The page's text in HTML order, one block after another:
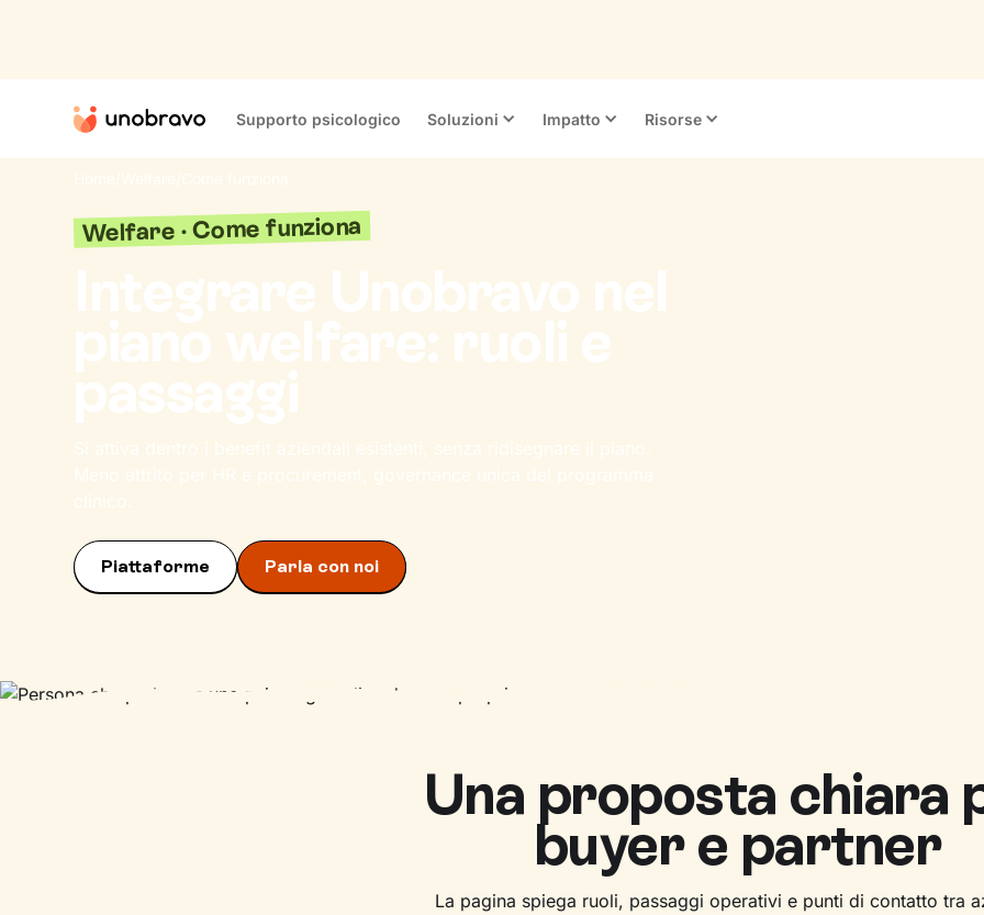
Supporto psicologico Soluzioni Impatto Risorse
Welfare · Come funziona
Piattaforme Parla con noi
Una proposta chiara
buyer e partner
La pagina spiega ruoli, passaggi operativi e punti di contatto tra